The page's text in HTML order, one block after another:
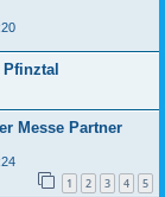
Messe Partner
1 2 3 4 5